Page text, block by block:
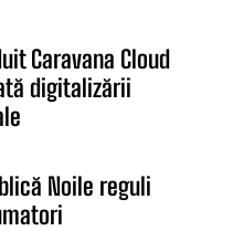
Caravana Cloud
digitalizării
Noile reguli